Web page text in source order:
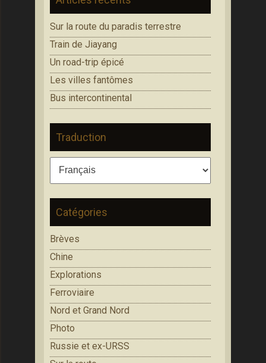
Sur la route du paradis terrestre
Train de Jiayang
Un road-trip épicé
Les villes fantômes
Bus intercontinental
Traduction
Catégories
Brèves
Chine
Explorations
Ferroviaire
Nord et Grand Nord
Photo
Russie et ex-URSS